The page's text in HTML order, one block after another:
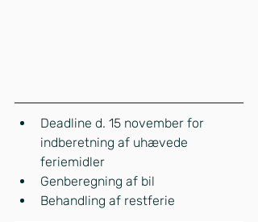
Deadline d. 15 november for
indberetning af uhævede
feriemidler
Genberegning af bil
Behandling af restferie